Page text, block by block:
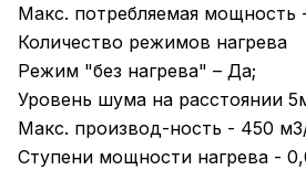
Макс. потребляемая мощность
Количество режимов нагрева
Режим "без нагрева" – Да;
Уровень шума на расстоянии
Макс. производ-ность - 450
Ступени мощности нагрева -